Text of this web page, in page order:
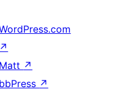
↗
Matt ↗
bbPress ↗